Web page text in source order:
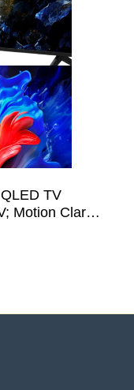
TV
Motion Clarity
Onkyo 2.1;